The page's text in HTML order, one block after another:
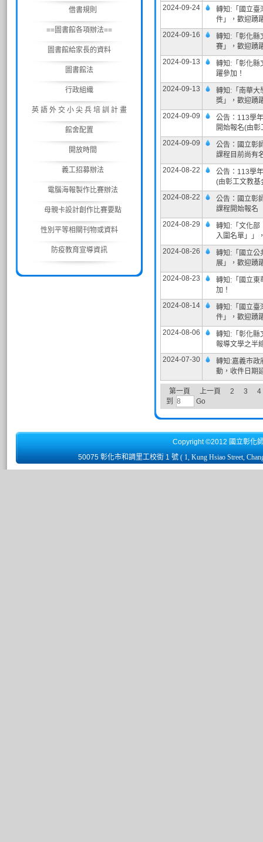
借書規則
==圖書館各項辦法==
圖書館給家長的資料
圖書館法
行政組織
英 語 外 交 小 尖 兵 培 訓 計 畫
館舍配置
開放時間
義工招募辦法
電腦海報製作比賽辦法
母親卡設計創作比賽要點
性別平等相關刊物或資料
防疫教育宣導資訊
2024-09-24
轉知:「國立臺
件」，歡迎踴
2024-09-16
轉知:「彰化縣
賽」，歡迎踴
2024-09-13
轉知:「彰化縣
躍參加！
2024-09-13
轉知:「南華
獎」，歡迎踴
2024-09-09
公告：113學
開始報名(由
2024-09-09
公告：國立彰
課程目前尚有
2024-08-22
公告：113學
(由彰工文教基
2024-08-22
公告：國立彰
課程開始報名
2024-08-29
轉知:「文化部
入圍名單」」
2024-08-26
轉知:「國立公
展」，歡迎踴
2024-08-23
轉知:「國立東
加！
2024-08-14
轉知:「國立臺
件」，歡迎踴
2024-08-06
轉知:「彰化縣
報導文學之半
2024-07-30
轉知:嘉義市政
動，收件日期
第一頁 上一頁 2 3
4
到
Go
Copyright ©2012 國立彰化
50075 彰化市和調里工校街 1 號 ( 1, Kung Hsiao Street,